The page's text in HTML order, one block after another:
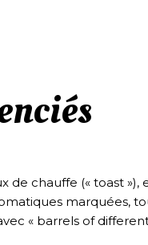
de chauffe (« toast »),
marquées,
« barrels of